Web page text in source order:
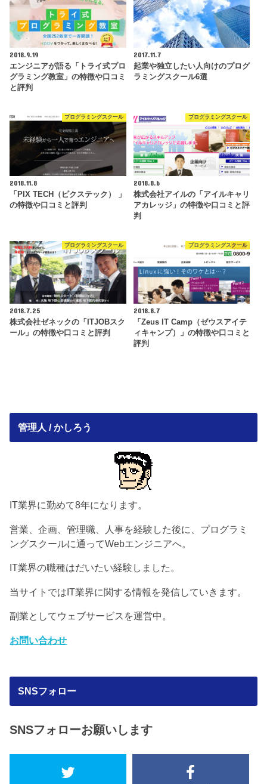
2018.9.19
エンジニアが語る「トライ式プロ
グラミング教室」の特徴や口コミ
と評判
2017.11.7
起業や独立したい人向けのプログ
ラミングスクール6選
プログラミングスクール
2018.11.8
「PIX TECH（ピクステック） 」
の特徴や口コミと評判
プログラミングスクール
2018.8.6
株式会社アイルの「アイルキャリ
アカレッジ」の特徴や口コミと評
判
プログラミングスクール
2018.7.25
株式会社ゼネックの「ITJOBスク
ール」の特徴や口コミと評判
プログラミングスクール
2018.8.7
「Zeus IT Camp（ゼウスアイテ
ィキャンプ）」の特徴や口コミと
評判
管理人 / かしろう
IT業界に勤めて8年になります。
営業、企画、管理職、人事を経験した後に、プログラミ
ングスクールに通ってWebエンジニアへ。
IT業界の職種はだいたい経験しました。
当サイトではIT業界に関する情報を発信していきます。
副業としてウェブサービスを運営中。
お問い合わせ
SNSフォロー
SNSフォローお願いします